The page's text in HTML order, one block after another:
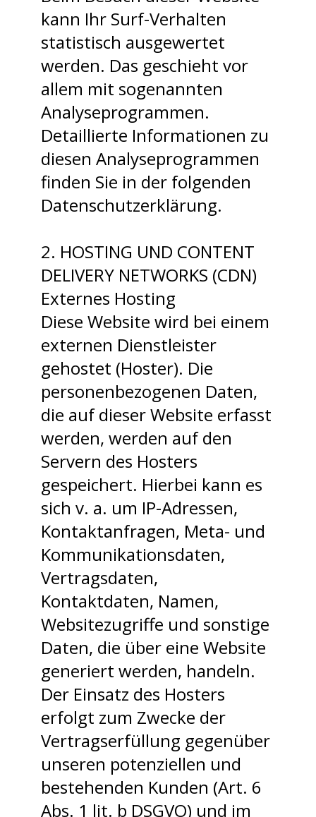
kann Ihr Surf-Verhalten
statistisch ausgewertet
werden. Das geschieht vor
allem mit sogenannten
Analyseprogrammen.
Detaillierte Informationen zu
diesen Analyseprogrammen
finden Sie in der folgenden
Datenschutzerklärung.
2. HOSTING UND CONTENT
DELIVERY NETWORKS (CDN)
Externes Hosting
Diese Website wird bei einem
externen Dienstleister
gehostet (Hoster). Die
personenbezogenen Daten,
die auf dieser Website erfasst
werden, werden auf den
Servern des Hosters
gespeichert. Hierbei kann es
sich v. a. um IP-Adressen,
Kontaktanfragen, Meta- und
Kommunikationsdaten,
Vertragsdaten,
Kontaktdaten, Namen,
Websitezugriffe und sonstige
Daten, die über eine Website
generiert werden, handeln.
Der Einsatz des Hosters
erfolgt zum Zwecke der
Vertragserfüllung gegenüber
unseren potenziellen und
bestehenden Kunden (Art. 6
Abs. 1 lit. b DSGVO) und im